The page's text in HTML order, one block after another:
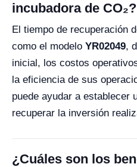
incubadora de CO₂?
El tiempo de recuperación
como el modelo YR02049,
inicial, los costos
la eficiencia de sus
puede ayudar a establecer
recuperar la inversión
¿Cuáles son los